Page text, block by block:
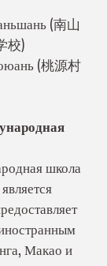
(南山
校)
(桃源村
школа
Макао и